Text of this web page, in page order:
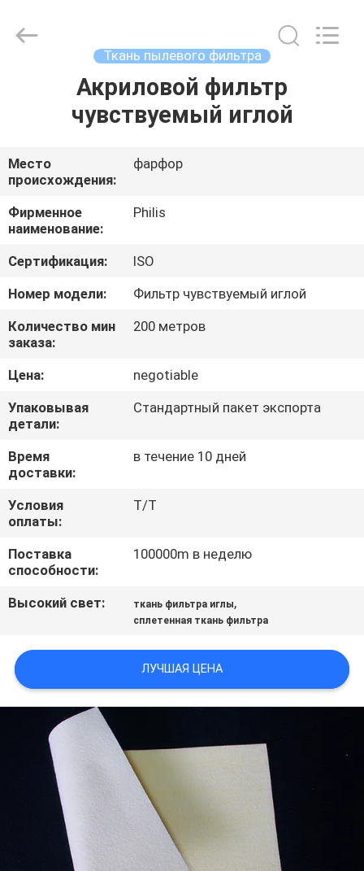
О
НАС
ПУТЕШЕСТВИЕ
ФАБРИКИ
ПРОВЕРКА
КАЧЕСТВА
СВЯЖИТЕСЬ
МЫ
СПРОСИТЕ
САЙТА
PRIVACY
POLICY
Technology
Ткань пылевого фильтра
Акриловой фильтр
чувствуемый иглой
Место
происхождения:
фарфор
Фирменное
наименование:
Philis
Сертификация:
ISO
Номер модели:
Фильтр чувствуемый иглой
Количество мин
заказа:
200 метров
Цена:
negotiable
Упаковывая
детали:
Стандартный пакет экспорта
Время
доставки:
в течение 10 дней
Условия
оплаты:
T/T
Поставка
способности:
100000m в неделю
Высокий свет: ткань фильтра иглы,
сплетенная ткань фильтра
ЛУЧШАЯ ЦЕНА